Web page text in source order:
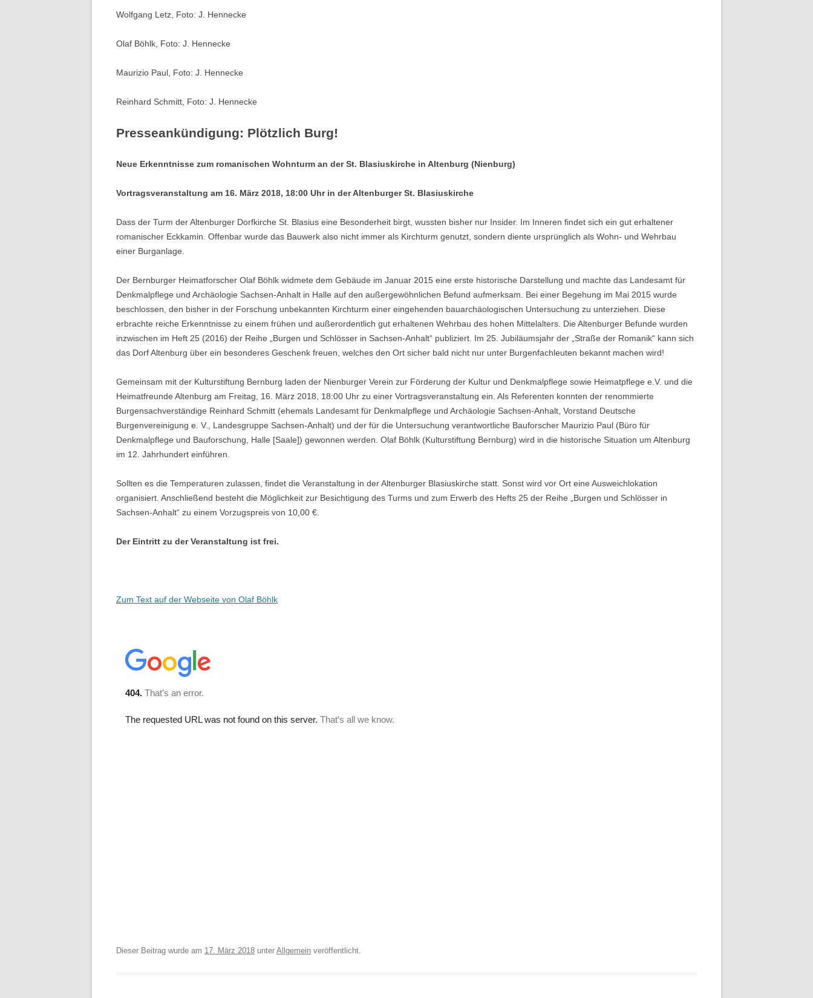
Wolfgang Letz, Foto: J. Hennecke
Olaf Böhlk, Foto: J. Hennecke
Maurizio Paul, Foto: J. Hennecke
Reinhard Schmitt, Foto: J. Hennecke
Presseankündigung: Plötzlich Burg!
Neue Erkenntnisse zum romanischen Wohnturm an der St. Blasiuskirche in Altenburg (Nienburg)
Vortragsveranstaltung am 16. März 2018, 18:00 Uhr in der Altenburger St. Blasiuskirche
Dass der Turm der Altenburger Dorfkirche St. Blasius eine Besonderheit birgt, wussten bisher nur Insider. Im Inneren findet sich ein gut erhaltener
romanischer Eckkamin. Offenbar wurde das Bauwerk also nicht immer als Kirchturm genutzt, sondern diente ursprünglich als Wohn- und Wehrbau
einer Burganlage.
Der Bernburger Heimatforscher Olaf Böhlk widmete dem Gebäude im Januar 2015 eine erste historische Darstellung und machte das Landesamt für
Denkmalpflege und Archäologie Sachsen-Anhalt in Halle auf den außergewöhnlichen Befund aufmerksam. Bei einer Begehung im Mai 2015 wurde
beschlossen, den bisher in der Forschung unbekannten Kirchturm einer eingehenden bauarchäologischen Untersuchung zu unterziehen. Diese
erbrachte reiche Erkenntnisse zu einem frühen und außerordentlich gut erhaltenen Wehrbau des hohen Mittelalters. Die Altenburger Befunde wurden
inzwischen im Heft 25 (2016) der Reihe „Burgen und Schlösser in Sachsen-Anhalt“ publiziert. Im 25. Jubiläumsjahr der „Straße der Romanik“ kann sich
das Dorf Altenburg über ein besonderes Geschenk freuen, welches den Ort sicher bald nicht nur unter Burgenfachleuten bekannt machen wird!
Gemeinsam mit der Kulturstiftung Bernburg laden der Nienburger Verein zur Förderung der Kultur und Denkmalpflege sowie Heimatpflege e.V. und die
Heimatfreunde Altenburg am Freitag, 16. März 2018, 18:00 Uhr zu einer Vortragsveranstaltung ein. Als Referenten konnten der renommierte
Burgensachverständige Reinhard Schmitt (ehemals Landesamt für Denkmalpflege und Archäologie Sachsen-Anhalt, Vorstand Deutsche
Burgenvereinigung e. V., Landesgruppe Sachsen-Anhalt) und der für die Untersuchung verantwortliche Bauforscher Maurizio Paul (Büro für
Denkmalpflege und Bauforschung, Halle [Saale]) gewonnen werden. Olaf Böhlk (Kulturstiftung Bernburg) wird in die historische Situation um Altenburg
im 12. Jahrhundert einführen.
Sollten es die Temperaturen zulassen, findet die Veranstaltung in der Altenburger Blasiuskirche statt. Sonst wird vor Ort eine Ausweichlokation
organisiert. Anschließend besteht die Möglichkeit zur Besichtigung des Turms und zum Erwerb des Hefts 25 der Reihe „Burgen und Schlösser in
Sachsen-Anhalt“ zu einem Vorzugspreis von 10,00 €.
Der Eintritt zu der Veranstaltung ist frei.
Zum Text auf der Webseite von Olaf Böhlk
Dieser Beitrag wurde am 17. März 2018 unter Allgemein veröffentlicht.